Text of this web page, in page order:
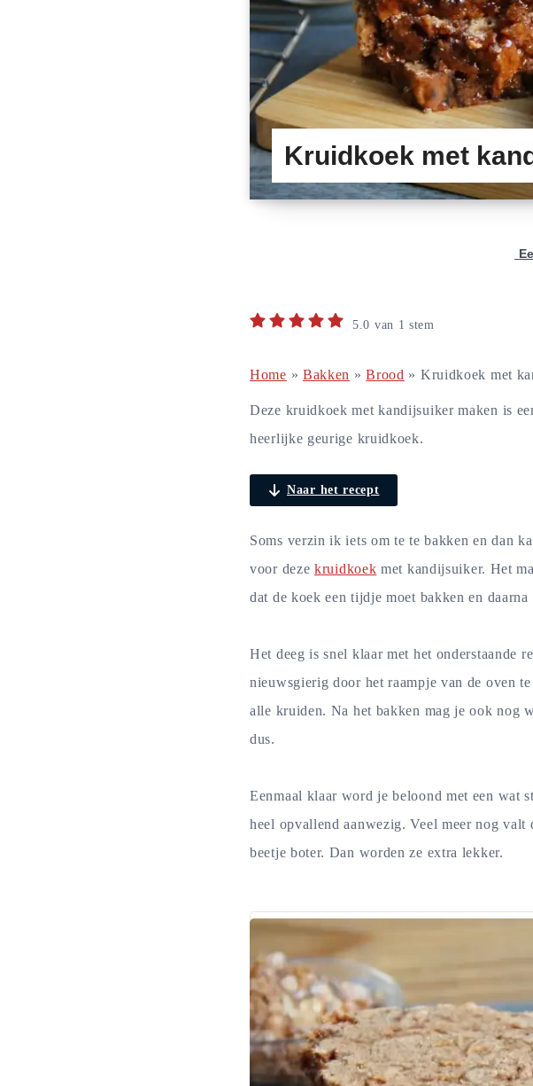
Kruidkoek met
5.0 van 1 stem
Home » Bakken »Brood » Kruidkoek met
Deze kruidkoek met kandijsuiker maken is
heerlijke geurige kruidkoek.
Naar het recept
Soms verzin ik iets om te te bakken en dan
voor deze kruidkoek met kandijsuiker. Het
dat de koek een tijdje moet bakken en daarna
Het deeg is snel klaar met het onderstaande
nieuwsgierig door het raampje van de oven
alle kruiden. Na het bakken mag je ook nog
dus.
Eenmaal klaar word je beloond met een
heel opvallend aanwezig. Veel meer nog
beetje boter. Dan worden ze extra lekker.